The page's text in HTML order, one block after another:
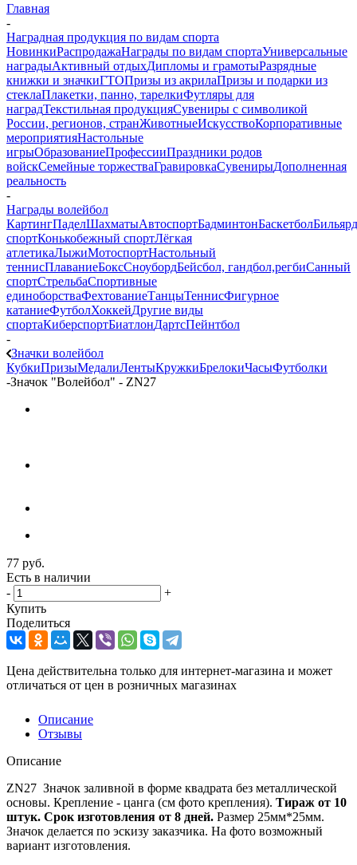
Главная
-
Наградная продукция по видам спорта
НовинкиРаспродажаНаграды по видам спортаУниверсальные
наградыАктивный отдыхДипломы и грамотыРазрядные
книжки и значкиГТОПризы из акрилаПризы и подарки из
стеклаПлакетки, панно, тарелкиФутляры для
наградТекстильная продукцияСувениры с символикой
России, регионов, странЖивотныеИскусствоКорпоративные
мероприятияНастольные
игрыОбразованиеПрофессииПраздники родов
войскСемейные торжестваГравировкаСувенирыДополненная
реальность
-
Награды волейбол
КартингПаделШахматыАвтоспортБадминтонБаскетболБильярд
спортКонькобежный спортЛёгкая
атлетикаЛыжиМотоспортНастольный
теннисПлаваниеБоксСноубордБейсбол, гандбол,регбиСанный
спортСтрельбаСпортивные
единоборстваФехтованиеТанцыТеннисФигурное
катаниеФутболХоккейДругие виды
спортаКиберспортБиатлонДартсПейнтбол
-
Значки волейбол
КубкиПризыМедалиЛентыКружкиБрелокиЧасыФутболки
-Значок "Волейбол" - ZN27
77 руб.
Есть в наличии
-
+
Купить
Поделиться
Цена действительна только для интернет-магазина и может
отличаться от цен в розничных магазинах
Описание
Отзывы
Описание
ZN27 Значок заливной в форме квадрата без металлической
основы. Крепление - цанга (см фото крепления). Тираж от 10
штук. Срок изготовления от 8 дней. Размер 25мм*25мм.
Значок делается по эскизу заказчика. На фото возможный
вариант изготовления.